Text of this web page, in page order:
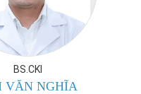
BS.CKI
VĂN NGHĨA